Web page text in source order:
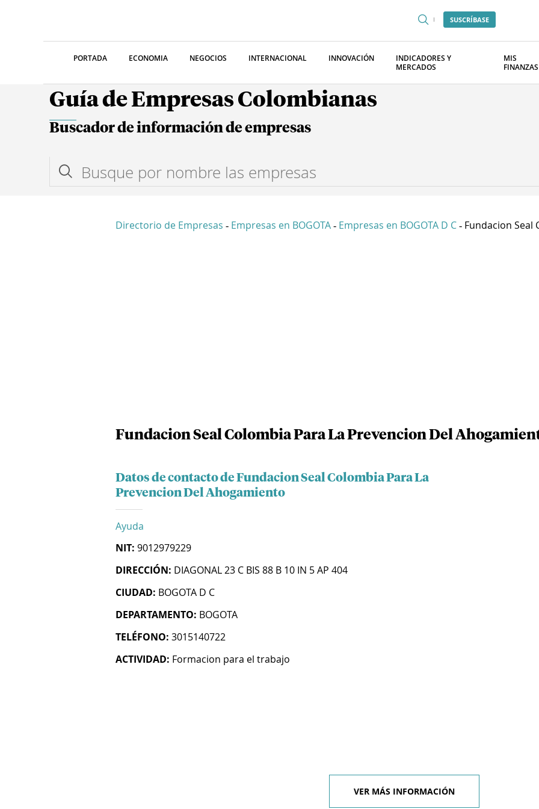
SUSCRÍBASE
PORTADA ECONOMIA NEGOCIOS INTERNACIONAL INNOVACIÓN
INDICADORES Y
MERCADOS
MIS
FINANZAS
Guía de Empresas Colombianas
Buscador de información de empresas
Directorio de Empresas - Empresas en BOGOTA - Empresas en BOGOTA D C - Fundacion Seal
Fundacion Seal Colombia Para La Prevencion Del
Datos de contacto de Fundacion Seal Colombia Para La
Prevencion Del Ahogamiento
Ayuda
NIT: 9012979229
DIRECCIÓN: DIAGONAL 23 C BIS 88 B 10 IN 5 AP 404
CIUDAD: BOGOTA D C
DEPARTAMENTO: BOGOTA
TELÉFONO: 3015140722
ACTIVIDAD: Formacion para el trabajo
VER MÁS INFORMACIÓN